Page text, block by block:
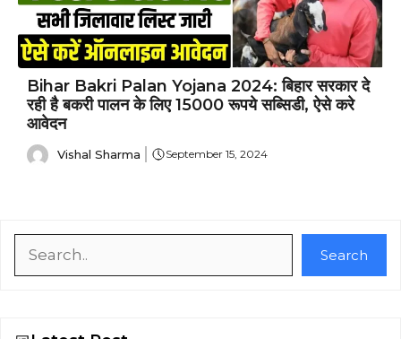
Bihar Bakri Palan Yojana 2024: बिहार सरकार दे
रही है बकरी पालन के लिए 15000 रूपये सब्सिडी, ऐसे करे
आवेदन
Vishal Sharma September 15, 2024
Search